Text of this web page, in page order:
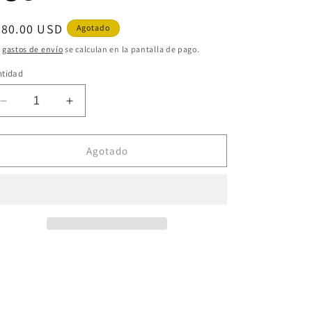
USD Agotado
gastos de envío se calculan en la pantalla de pago.
Reducir
cantidad
para
Aumentar
cantidad
para
780Agotado